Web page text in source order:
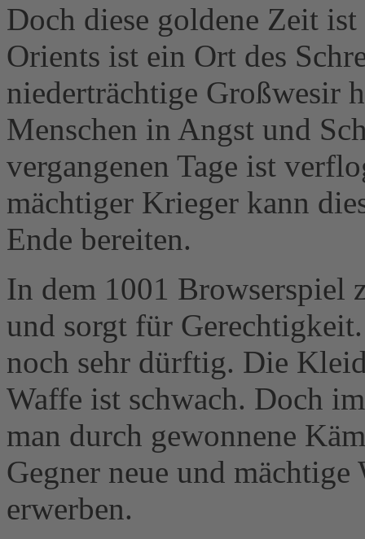
Doch diese goldene Zeit
Orients ist ein Ort des
niederträchtige Großwesir
Menschen in Angst und
vergangenen Tage ist
mächtiger Krieger kann
Ende bereiten.
In dem 1001 Browserspiel
und sorgt für
noch sehr dürftig. Die
Waffe ist schwach. Doch
man durch gewonnene
Gegner neue und
erwerben.